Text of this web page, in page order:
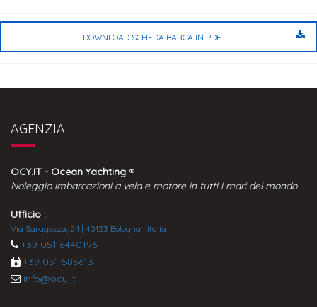
DOWNLOAD SCHEDA BARCA IN PDF
AGENZIA
OCY.IT - Ocean Yachting ®
Noleggio imbarcazioni a vela e motore in tutti i mari del mondo
Ufficio :
Via Saragozza, 24 | 40123 Bologna | Italia
+39 051 6440196
+39 051 585613
info@ocy.it